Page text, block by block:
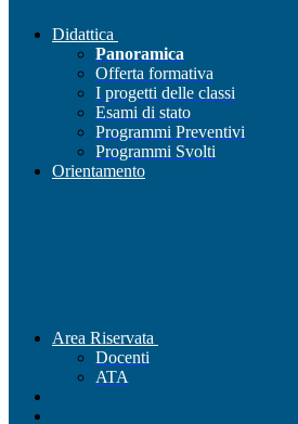
Didattica
Panoramica
Offerta formativa
I progetti delle classi
Esami di stato
Programmi Preventivi
Programmi Svolti
Orientamento
Area Riservata
Docenti
ATA